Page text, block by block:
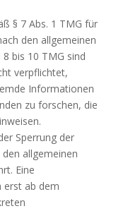
§ 7 Abs. 1 TMG für
den allgemeinen
bis 10 TMG sind
verpflichtet,
Informationen
zu forschen, die
Sperrung der
allgemeinen
Eine
erst ab dem